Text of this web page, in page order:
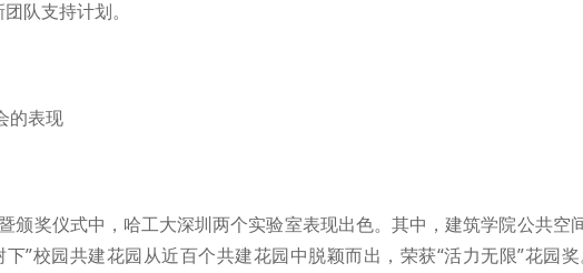
队支持计划。
的表现
颁奖仪式中，哈工大深圳两个实验室表现出色。其中，建筑学院公共空
”校园共建花园从近百个共建花园中脱颖而出，荣获“活力无限”花园